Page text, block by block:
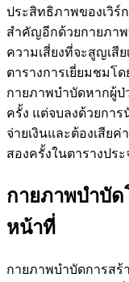
ประสิทธิภาพของเวิร์
สำคัญอีกด้วยกายภา
ความเสี่ยงที่จะสูญเสี
ตารางการเยี่ยมชมโ
กายภาพบำบัดหากผู้
ครั้ง แต่จบลงด้วยกา
จ่ายเงินและต้องเสียค่
สองครั้งในตารางปร
กายภาพบำบัด
หน้าที่
กายภาพบำบัดการส